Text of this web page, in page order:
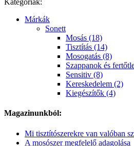
Kategóriák:
Márkák
Sonett
Mosás (18)
Tisztítás (14)
Mosogatás (8)
Szappanok és
Sensitiv (8)
Kereskedelem (2)
Kiegészítők (4)
Magazinunkból:
Mi tisztítószerekre van valóban
A mosószer megfelelő adagolása